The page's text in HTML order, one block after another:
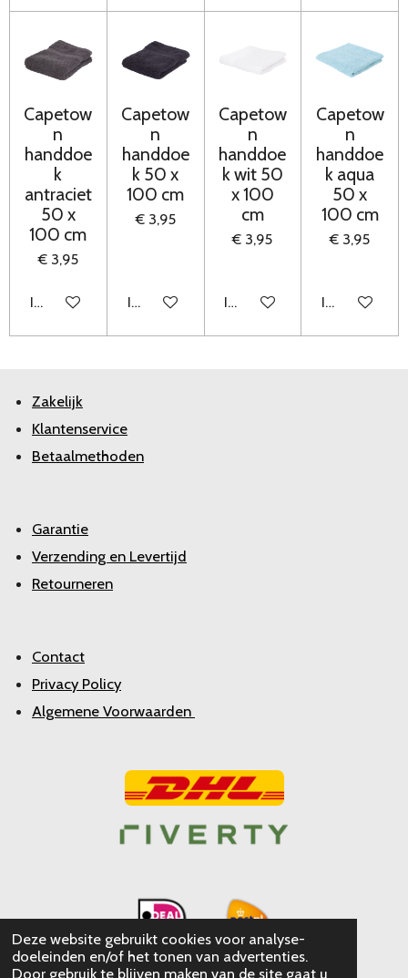
Deze website gebruikt cookies voor analyse-
doeleinden en/of het tonen van advertenties.
Door gebruik te blijven maken van de site gaat u
Capetow
n
handdoe
k
antraciet
50 x
100 cm
€ 3,95
In winkelwagen
Capetow
n
handdoe
k 50 x
100 cm
€ 3,95
In winkelwagen
Capetow
n
handdoe
k wit 50
x 100
cm
€ 3,95
In winkelwagen
Capetow
n
handdoe
k aqua
50 x
100 cm
€ 3,95
In
Zakelijk
Klantenservice
Betaalmethoden
Garantie
Verzending en Levertijd
Retourneren
Contact
Privacy Policy
Algemene Voorwaarden